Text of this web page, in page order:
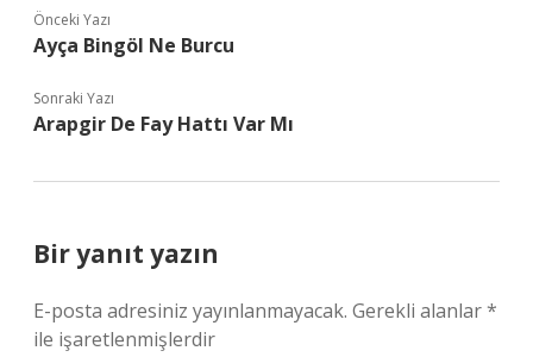
Önceki Yazı
Ayça Bingöl Ne Burcu
Sonraki Yazı
Arapgir De Fay Hattı Var Mı
Bir yanıt yazın
E-posta adresiniz yayınlanmayacak. Gerekli alanlar*
ile işaretlenmişlerdir